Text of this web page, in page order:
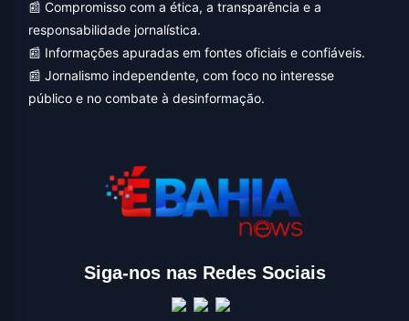
📰 Compromisso com a ética, a transparência e a
responsabilidade jornalística.
📰 Informações apuradas em fontes oficiais e confiáveis.
📰 Jornalismo independente, com foco no interesse
público e no combate à desinformação.
Siga-nos nas Redes Sociais